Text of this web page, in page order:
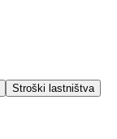
Stroški lastništva